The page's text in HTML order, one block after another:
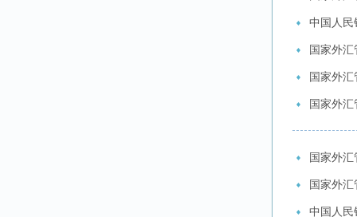
中国人民
国家外
国家外
国家外
国家外
国家外
中国人民